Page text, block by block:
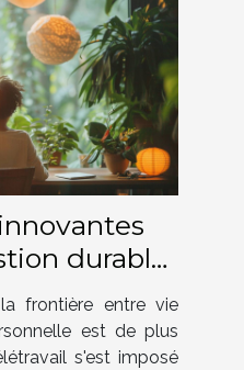
durable
frontière entre vie
est de plus
s'est imposé